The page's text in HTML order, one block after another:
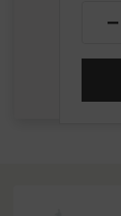
−